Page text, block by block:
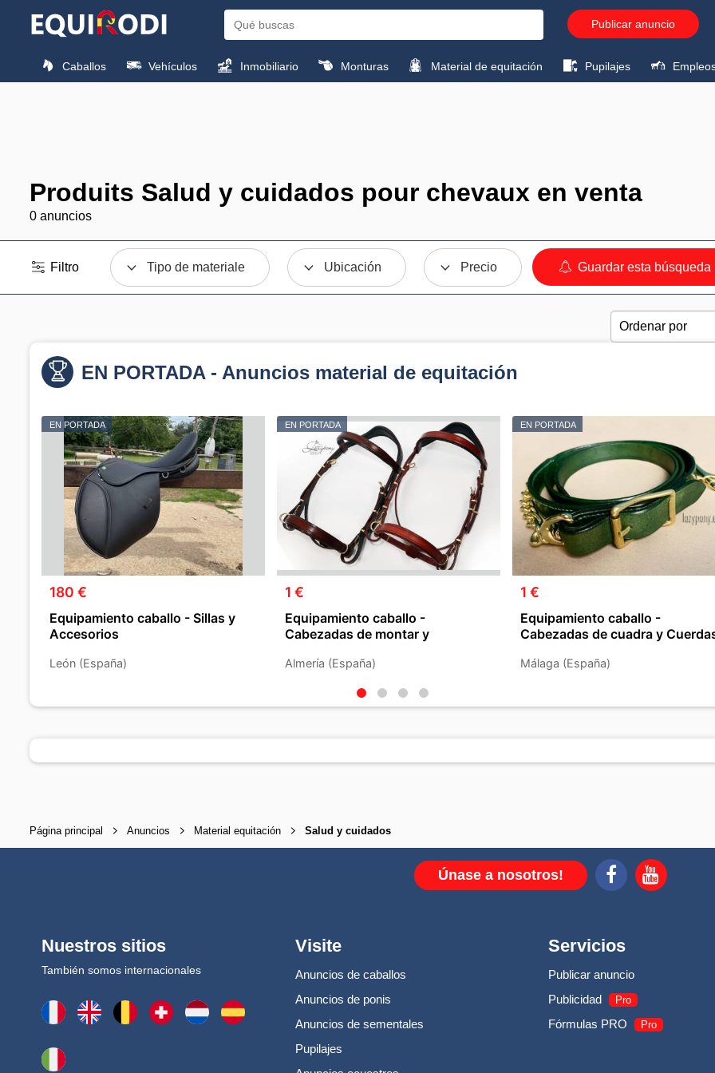
Publicar anuncio
Caballos Vehículos Inmobiliario Monturas Material de equitación Pupilajes
Produits Salud y cuidados pour chevaux en venta
0 anuncios
Filtro Tipo de materiale Ubicación Precio Guardar esta búsqueda
EN PORTADA - Anuncios material de equitación
EN PORTADA
180 €
Equipamiento caballo - Sillas y
Accesorios
León (España)
EN PORTADA
1 €
Equipamiento caballo -
Cabezadas de montar y
Almería (España)
EN PORTADA
1 €
Equipamiento caballo -
Cabezadas de cuadra y
Málaga (España)
Página principal Anuncios Material equitación Salud y cuidados
Únase a nosotros!
Nuestros sitios
También somos internacionales
Visite
Anuncios de caballos
Anuncios de ponis
Anuncios de sementales
Pupilajes
Servicios
Publicar anuncio
Publicidad
Pro
Fórmulas PRO Pro